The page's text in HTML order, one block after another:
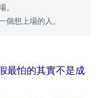
。
個想上場的人。
最怕的其實不是成